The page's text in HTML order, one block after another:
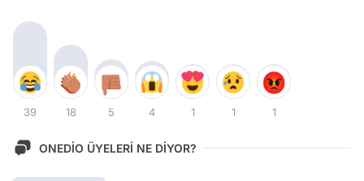
39 18 5 4 1 1 1
ONEDİO ÜYELERİ NE DİYOR?